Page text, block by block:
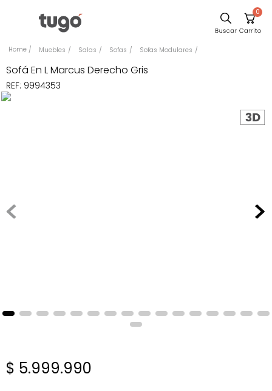
0
Muebles Salas Sofas Sofas Modulares
Sofá En L Marcus Derecho Gris
REF: 9994353
$ 5.999.990
Comedor
Silla